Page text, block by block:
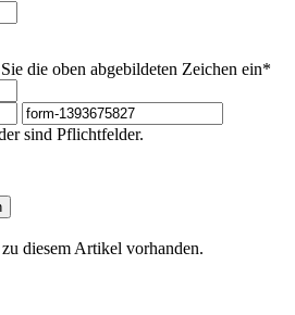
die oben abgebildeten Zeichen ein*
sind Pflichtfelder.
diesem Artikel vorhanden.